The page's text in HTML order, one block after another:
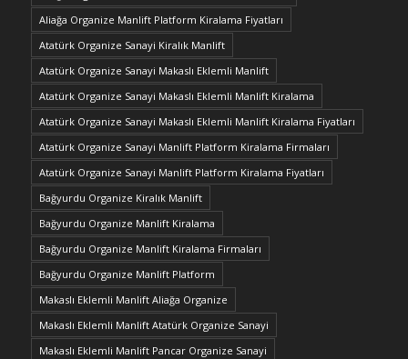
Aliağa Organize Manlift Platform Kiralama Fiyatları
Atatürk Organize Sanayi Kiralık Manlift
Atatürk Organize Sanayi Makaslı Eklemli Manlift
Atatürk Organize Sanayi Makaslı Eklemli Manlift Kiralama
Atatürk Organize Sanayi Makaslı Eklemli Manlift Kiralama Fiyatları
Atatürk Organize Sanayi Manlift Platform Kiralama Firmaları
Atatürk Organize Sanayi Manlift Platform Kiralama Fiyatları
Bağyurdu Organize Kiralık Manlift
Bağyurdu Organize Manlift Kiralama
Bağyurdu Organize Manlift Kiralama Firmaları
Bağyurdu Organize Manlift Platform
Makaslı Eklemli Manlift Aliağa Organize
Makaslı Eklemli Manlift Atatürk Organize Sanayi
Makaslı Eklemli Manlift Pancar Organize Sanayi